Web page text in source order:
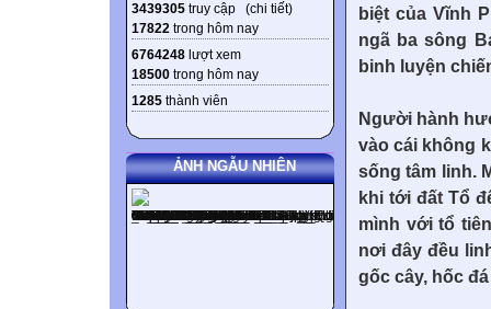
3439305 truy cập (chi tiết)
17822 trong hôm nay
6764248 lượt xem
18500 trong hôm nay
1285 thành viên
ẢNH NGẪU NHIÊN
biệt của Vĩnh
ngã ba sông
binh luyện
Người hành
vào cái không
sống tâm linh.
khi tới đất Tổ
mình với tổ
nơi đây đều
gốc cây, hốc